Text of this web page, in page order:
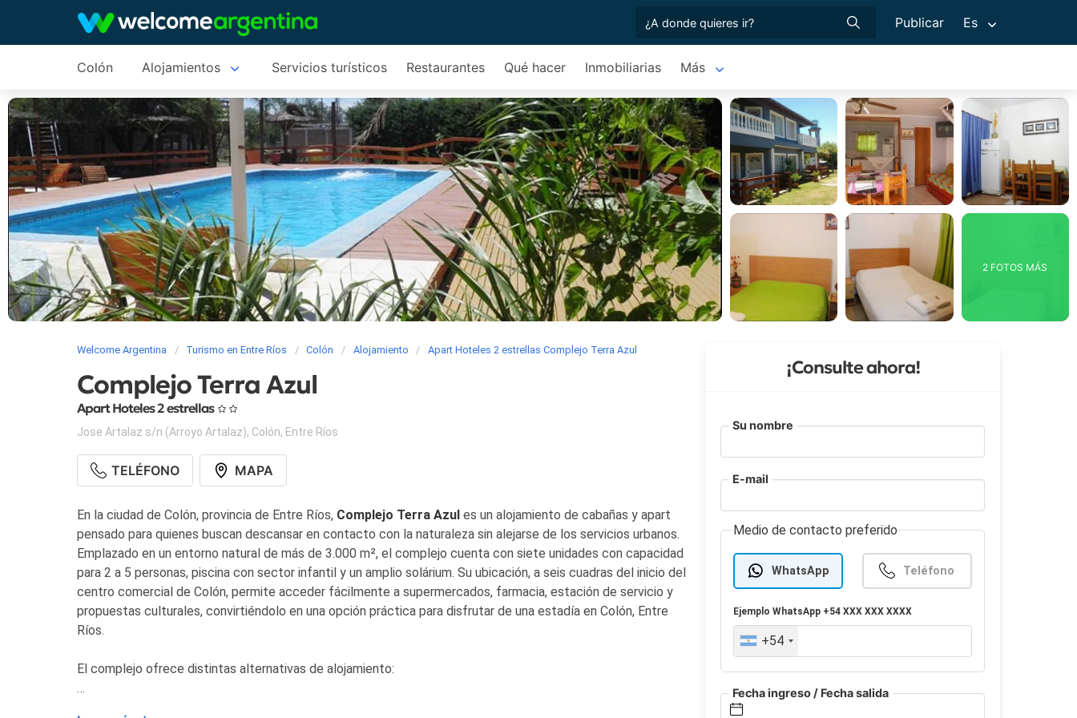
Publicar Es
Colón Alojamientos Servicios turísticos Restaurantes Qué hacer Inmobiliarias Más
2 FOTOS MÁS
Welcome Argentina Turismo en Entre Ríos Colón Alojamiento Apart Hoteles 2 estrellas Complejo Terra Azul
Complejo Terra Azul
Apart Hoteles 2 estrellas
Jose Artalaz s/n (Arroyo Artalaz), Colón, Entre Ríos
TELÉFONO MAPA
En la ciudad de Colón, provincia de Entre Ríos, Complejo Terra Azul es un alojamiento de cabañas y apart
pensado para quienes buscan descansar en contacto con la naturaleza sin alejarse de los servicios urbanos.
Emplazado en un entorno natural de más de 3.000 m², el complejo cuenta con siete unidades con capacidad
para 2 a 5 personas, piscina con sector infantil y un amplio solárium. Su ubicación, a seis cuadras del inicio del
centro comercial de Colón, permite acceder fácilmente a supermercados, farmacia, estación de servicio y
propuestas culturales, convirtiéndolo en una opción práctica para disfrutar de una estadía en Colón, Entre
Ríos.
El complejo ofrece distintas alternativas de alojamiento:
¡Consulte ahora!
Su nombre
E-mail
Medio de contacto preferido
WhatsApp Teléfono
EjemploWhatsApp +54 XXX XXX XXXX
+54
Fecha ingreso / Fecha salida